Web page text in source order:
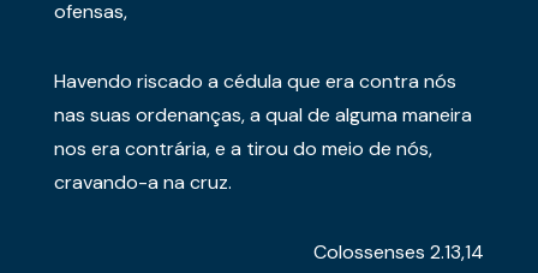
ofensas,
Havendo riscado a cédula que era contra nós
nas suas ordenanças, a qual de alguma maneira
nos era contrária, e a tirou do meio de nós,
cravando-a na cruz.
Colossenses 2.13,14